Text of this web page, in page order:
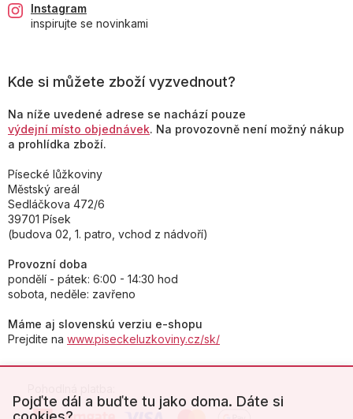
Pojďte dál a buďte tu jako doma. Dáte si
Instagram
inspirujte se novinkami
Kde si můžete zboží vyzvednout?
Na níže uvedené adrese se nachází pouze
výdejní místo objednávek. Na provozovně není možný nákup
a prohlídka zboží.
Písecké lůžkoviny
Městský areál
Sedláčkova 472/6
39701 Písek
(budova 02, 1. patro, vchod z nádvoří)
Provozní doba
pondělí - pátek: 6:00 - 14:30 hod
sobota, neděle: zavřeno
Máme aj slovenskú verziu e-shopu
Prejdite na www.piseckeluzkoviny.cz/sk/